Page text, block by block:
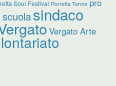
Soul Festival Porretta Terme
scuolasindaco
Vergato Arte